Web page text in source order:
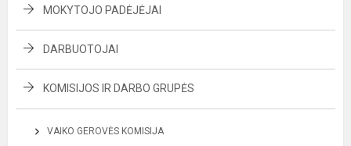
MOKYTOJO PADĖJĖJAI
DARBUOTOJAI
KOMISIJOS IR DARBO GRUPĖS
VAIKO GEROVĖS KOMISIJA